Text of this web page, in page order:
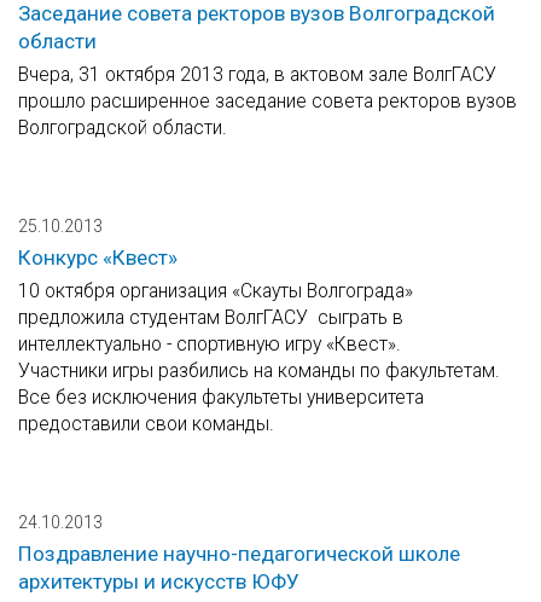
Заседание совета ректоров вузов Волгоградской
области
Вчера, 31 октября 2013 года, в актовом зале ВолгГАСУ
прошло расширенное заседание совета ректоров вузов
Волгоградской области.
25.10.2013
Конкурс «Квест»
10 октября организация «Скауты Волгограда»
предложила студентам ВолгГАСУ сыграть в
интеллектуально - спортивную игру «Квест».
Участники игры разбились на команды по факультетам.
Все без исключения факультеты университета
предоставили свои команды.
24.10.2013
Поздравление научно-педагогической школе
архитектуры и искусств ЮФУ